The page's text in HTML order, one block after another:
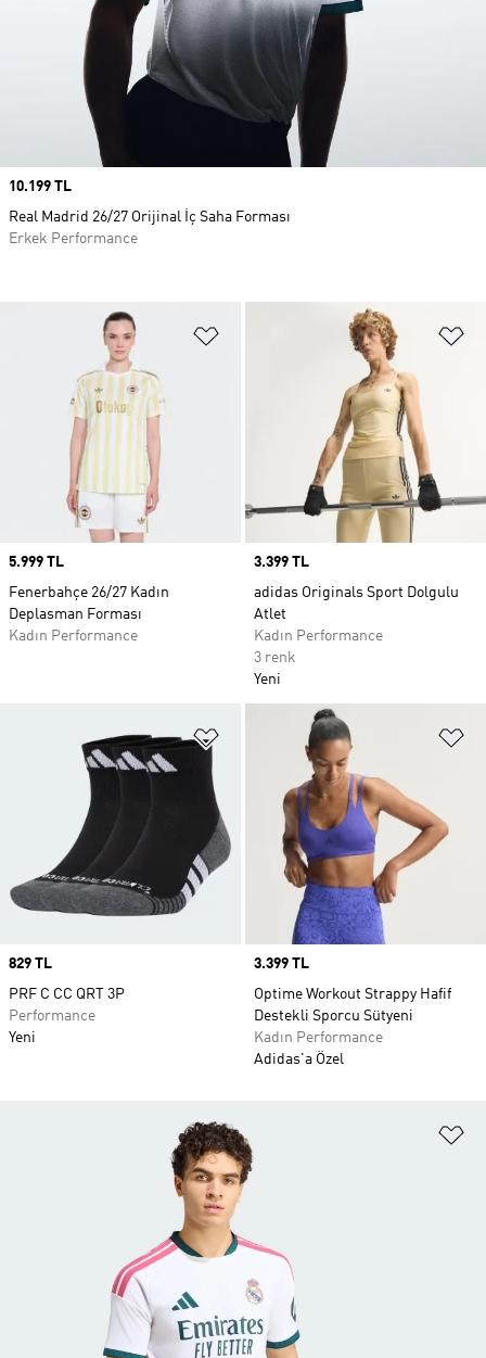
Favori Listesine Ekle
Price
5.999 TL
Fenerbahçe 26/27 Kadın
Deplasman Forması
Kadın Performance
Price
3.399 TL
adidas Originals Sport Dolgulu
Atlet
Kadın Performance
3 renk
Yeni
Favori Listesine Ekle
Price
829 TL
PRF C CC QRT 3P
Performance
Yeni
Price
3.399 TL
Optime Workout Strappy Hafif
Destekli Sporcu Sütyeni
Kadın Performance
Adidas'a Özel
Price
10.199 TL
Real Madrid 26/27 Orijinal İç Saha Forması
Erkek Performance